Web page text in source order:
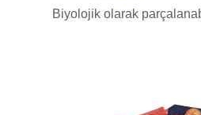
Biyolojik olarak